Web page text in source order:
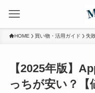
HOME 買い物・活用ガイド 失
【2025年版】
っちが安い？【